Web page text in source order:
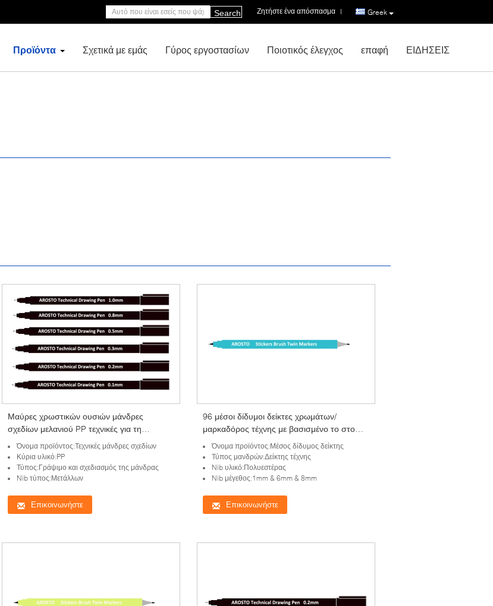
Greek
Ζητήστε ένα απόσπασμα |
Search
Προϊόντα Σχετικά με εμάς Γύρος εργοστασίων Ποιοτικός έλεγχος επαφή ΕΙΔΗΣΕΙΣ
Μαύρες χρωστικών ουσιών μάνδρες
σχεδίων μελανιού PP τεχνικές για τη
σκιαγράφηση ή το γράψιμο αδιάβροχο
Όνομα προϊόντος:Τεχνικές μάνδρες σχεδίων
Κύρια υλικό:PP
Τύπος:Γράψιμο και σχεδιασμός της μάνδρας
Nib τύπος:Μετάλλων
Επικοινωνήστε
96 μέσοι δίδυμοι δείκτες χρωμάτων/
μαρκαδόρος τέχνης με βασισμένο το στο
οινόπνευμα μελάνι φιλικό προς το
περιβάλλον
Όνομα προϊόντος:Μέσος δίδυμος δείκτης
Τύπος μανδρών:Δείκτης τέχνης
Nib υλικό:Πολυεστέρας
Nib μέγεθος:1mm & 6mm & 8mm
Επικοινωνήστε